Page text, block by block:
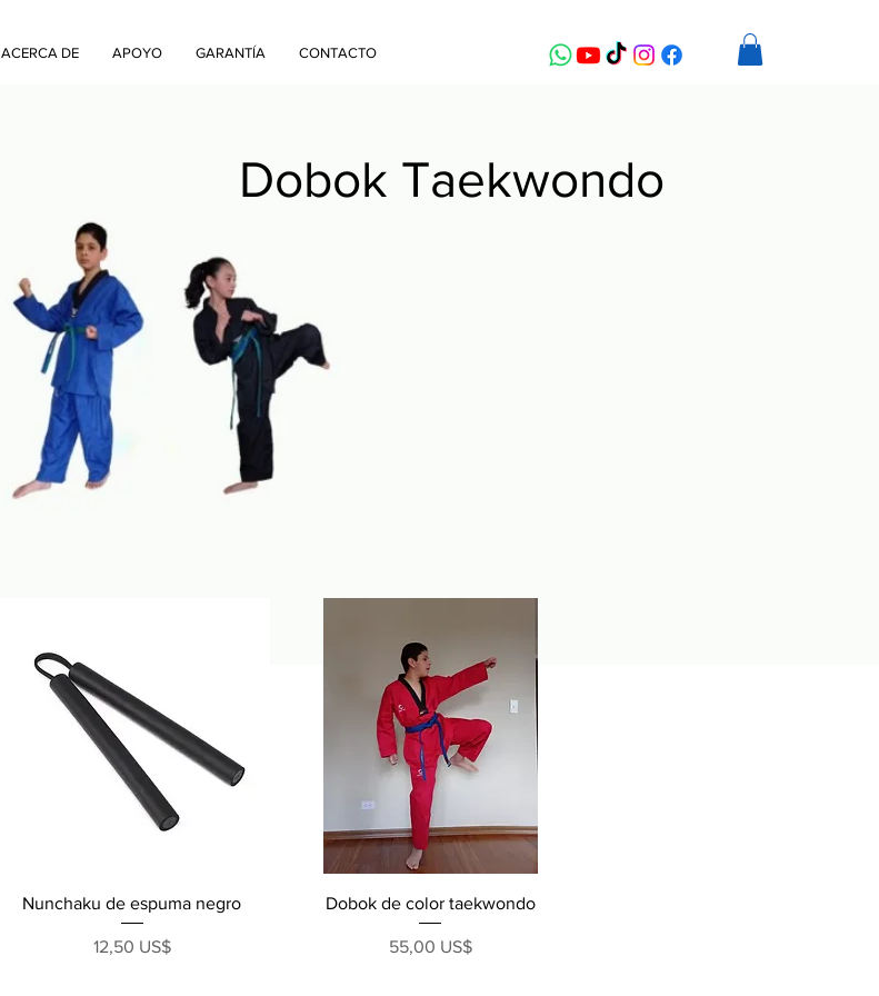
ACERCA DE APOYO GARANTÍA CONTACTO
Dobok Taekwondo
Vista rápida
Nunchaku de espuma negro
Precio
12,50 US$
Vista rápida
Dobok de color taekwondo
Precio
55,00 US$